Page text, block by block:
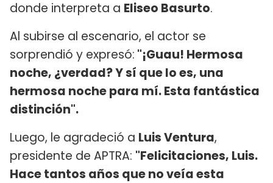
donde interpreta a Eliseo Basurto.
Al subirse al escenario, el actor se
sorprendió y expresó: "¡Guau! Hermosa
noche, ¿verdad? Y sí que lo es, una
hermosa noche para mí. Esta fantástica
distinción".
Luego, le agradeció a Luis Ventura,
presidente de APTRA: "Felicitaciones, Luis.
Hace tantos años que no veía esta